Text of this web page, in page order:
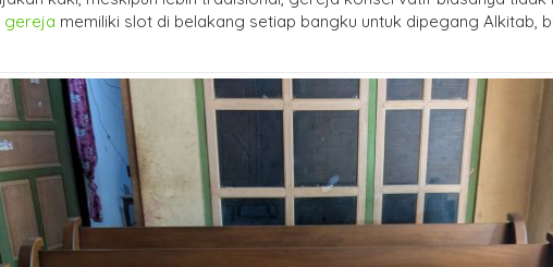
gereja memiliki slot di belakang setiap bangku untuk dipegang Alkitab,